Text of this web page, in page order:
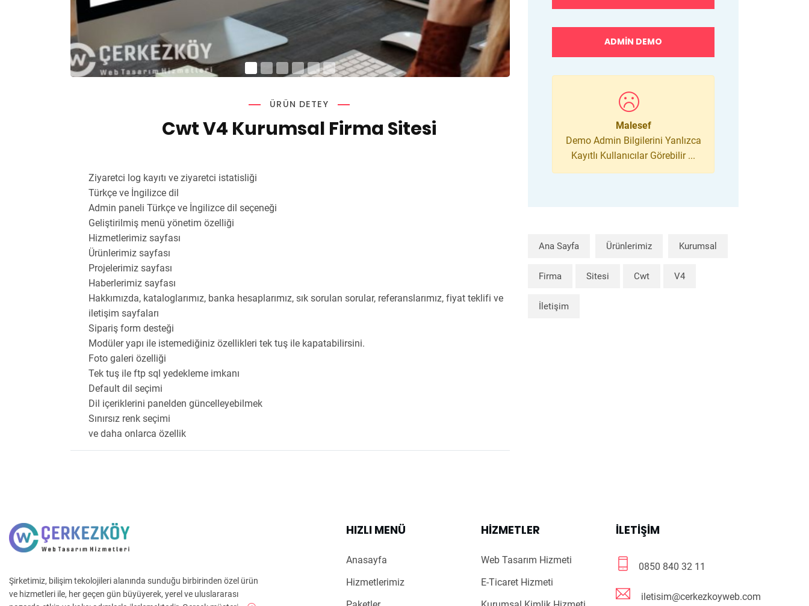
ÜRÜN DETEY
Cwt V4 Kurumsal Firma Sitesi
Ziyaretci log kayıtı ve ziyaretci istatisliği
Türkçe ve İngilizce dil
Admin paneli Türkçe ve İngilizce dil seçeneği
Geliştirilmiş menü yönetim özelliği
Hizmetlerimiz sayfası
Ürünlerimiz sayfası
Projelerimiz sayfası
Haberlerimiz sayfası
Hakkımızda, kataloglarımız, banka hesaplarımız, sık sorulan sorular, referanslarımız, fiyat teklifi ve
iletişim sayfaları
Sipariş form desteği
Modüler yapı ile istemediğiniz özellikleri tek tuş ile kapatabilirsini.
Foto galeri özelliği
Tek tuş ile ftp sql yedekleme imkanı
Default dil seçimi
Dil içeriklerini panelden güncelleyebilmek
Sınırsız renk seçimi
ve daha onlarca özellik
ADMIN DEMO
Malesef
Demo Admin Bilgilerini Yanlızca
Kayıtlı Kullanıcılar Görebilir ...
Ana Sayfa Ürünlerimiz Kurumsal
Firma Sitesi Cwt V4
İletişim
Şirketimiz, bilişim tekolojileri alanında sunduğu birbirinden özel ürün
ve hizmetleri ile, her geçen gün büyüyerek, yerel ve uluslararası
HIZLI MENÜ
Anasayfa
Hizmetlerimiz
HIZMETLER
Web Tasarım Hizmeti
E-Ticaret Hizmeti
İLETIŞIM
0850 840 32 11
iletisim@cerkezkoyweb.com